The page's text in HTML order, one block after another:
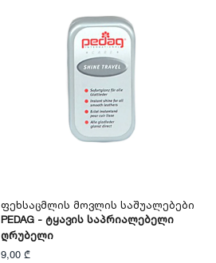
Ფეხსაცმლის Მოვლის Საშუალებები
PEDAG - Ტყავის Საპრიალებელი
Ღრუბელი
9,00 ₾